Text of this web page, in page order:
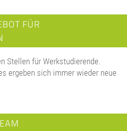
FÜR
Stellen für Werkstudierende.
ergeben sich immer wieder neue